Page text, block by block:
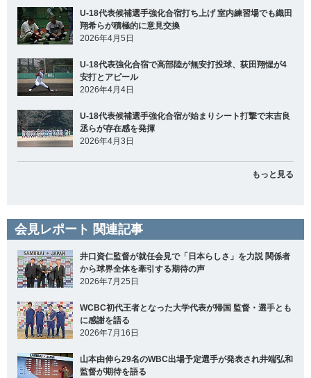
U-18代表候補選手強化合宿打ち上げ 室内練習場でも織田
翔希らが積極的に意見交換
2026年4月5日
U-18代表強化合宿で高部陸が無安打投球、荻田翔惺が4
安打とアピール
2026年4月4日
U-18代表候補選手強化合宿が始まりシート打撃で末吉良
丞らが存在感を発揮
2026年4月3日
もっと見る
会見レポート 関連記事
井口資仁監督が就任会見で「日本らしさ」を力説 関係者
から球界全体を牽引する期待の声
2026年7月25日
WCBC初代王者となった大学代表が帰国 監督・選手とも
に感謝を語る
2026年7月16日
山本由伸ら29名のWBC出場予定選手が発表され井端弘和
監督が期待を語る